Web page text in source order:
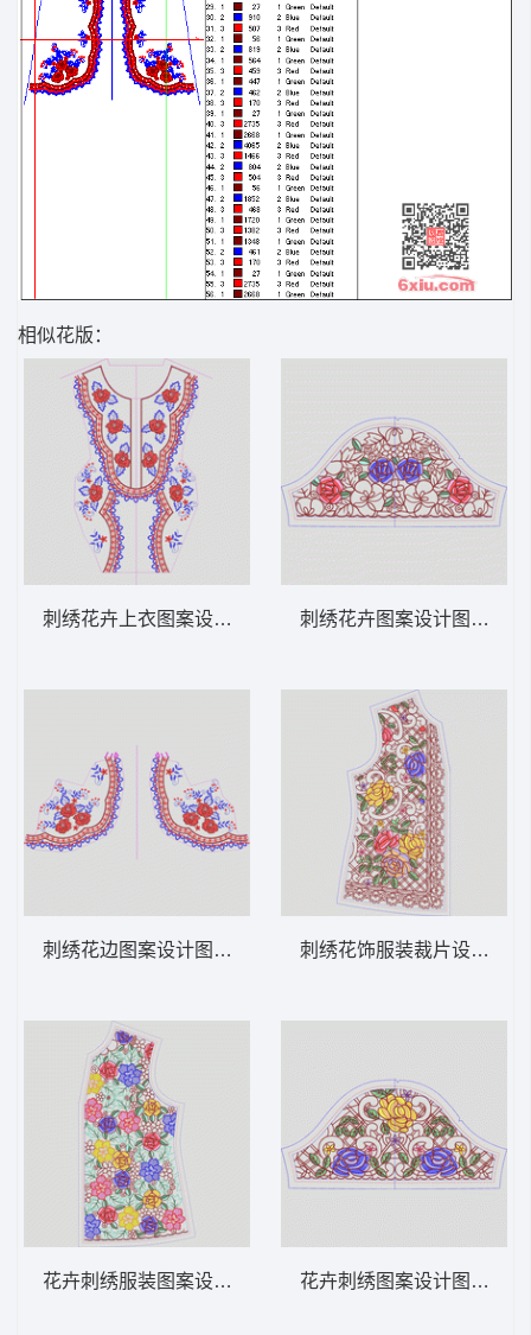
相似花版：
刺绣花卉上衣图案设计 领 衣边下摆 中东阿
刺绣花边图案设计图 领 衣边下摆 中东阿拉
花卉刺绣服装图案设计 领 衣边下摆 中东阿
刺绣花卉图案设计图 领 衣
刺绣花饰服装裁片设计图
花卉刺绣图案设计图 领 衣